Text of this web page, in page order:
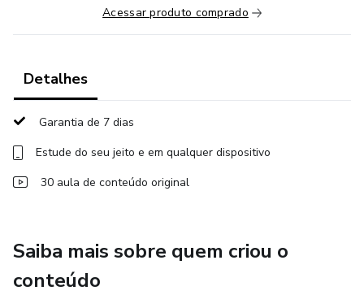
✅ EMITIR E PREENCHER TODAS AS CERTIDÕES
NECESSÁRIAS PARA DAR ENTRADA NO PROCESSO
TODOS OS PORTAIS DO GOVERNO E DO EXÉRCITO
✅ EMITIR O CRAF ( GUIA DE TRÂNSITO ) PARA
DESPACHANTE
Acessar produto comprado
Detalhes
Garantia de 7 dias
Estude do seu jeito e em qualquer dispositivo
30 aula de conteúdo original
Saiba mais sobre quem criou o
conteúdo